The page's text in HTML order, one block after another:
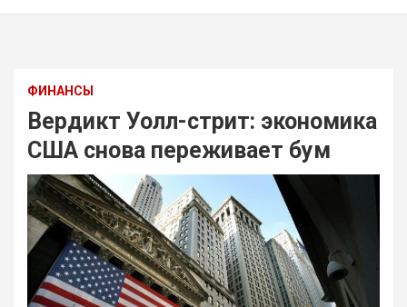
ФИНАНСЫ
Вердикт Уолл-стрит: экономика
США снова переживает бум